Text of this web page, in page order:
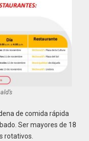
de comida rápida
Ser mayores de 18
rotativos.